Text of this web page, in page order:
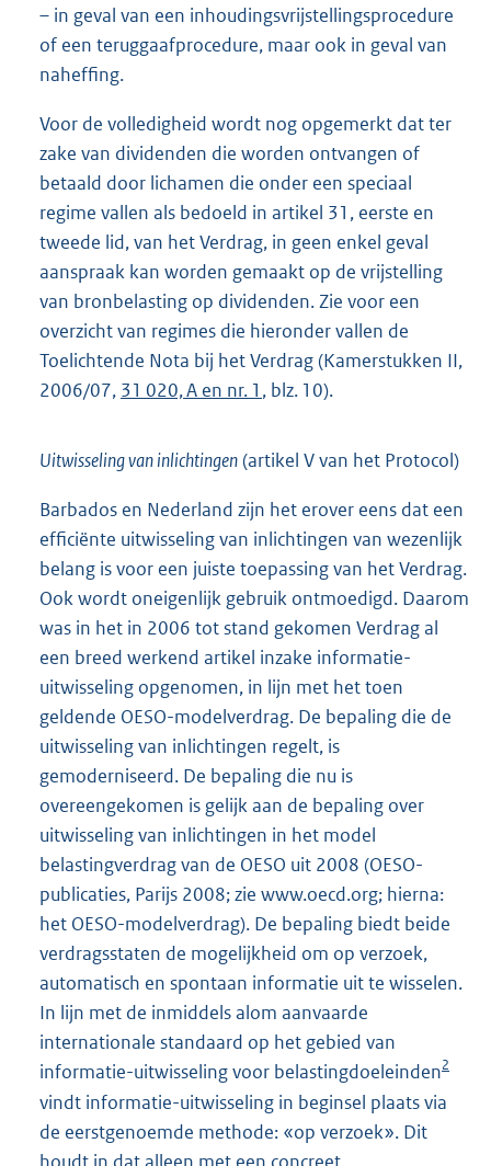
– in geval van een inhoudingsvrijstellingsprocedure
of een teruggaafprocedure, maar ook in geval van
naheffing.
Voor de volledigheid wordt nog opgemerkt dat ter
zake van dividenden die worden ontvangen of
betaald door lichamen die onder een speciaal
regime vallen als bedoeld in artikel 31, eerste en
tweede lid, van het Verdrag, in geen enkel geval
aanspraak kan worden gemaakt op de vrijstelling
van bronbelasting op dividenden. Zie voor een
overzicht van regimes die hieronder vallen de
Toelichtende Nota bij het Verdrag (Kamerstukken II,
2006/07, 31 020, A en nr. 1 , blz. 10).
Uitwisseling van inlichtingen(artikel V van het Protocol)
Barbados en Nederland zijn het erover eens dat een
efficiënte uitwisseling van inlichtingen van wezenlijk
belang is voor een juiste toepassing van het Verdrag.
Ook wordt oneigenlijk gebruik ontmoedigd. Daarom
was in het in 2006 tot stand gekomen Verdrag al
een breed werkend artikel inzake informatie-
uitwisseling opgenomen, in lijn met het toen
geldende OESO-modelverdrag. De bepaling die de
uitwisseling van inlichtingen regelt, is
gemoderniseerd. De bepaling die nu is
overeengekomen is gelijk aan de bepaling over
uitwisseling van inlichtingen in het model
belastingverdrag van de OESO uit 2008 (OESO-
publicaties, Parijs 2008; zie www.oecd.org; hierna:
het OESO-modelverdrag). De bepaling biedt beide
verdragsstaten de mogelijkheid om op verzoek,
automatisch en spontaan informatie uit te wisselen.
In lijn met de inmiddels alom aanvaarde
internationale standaard op het gebied van
informatie-uitwisseling voor belastingdoeleinden2
vindt informatie-uitwisseling in beginsel plaats via
de eerstgenoemde methode: «op verzoek». Dit